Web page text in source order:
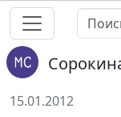
15.01.2012